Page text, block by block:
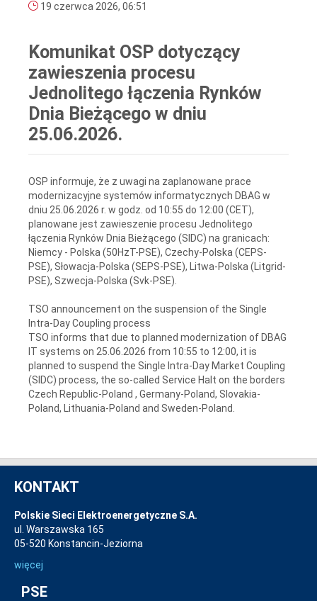
19 czerwca 2026, 06:51
Komunikat OSP dotyczący
zawieszenia procesu
Jednolitego łączenia Rynków
Dnia Bieżącego w dniu
25.06.2026.
OSP informuje, że z uwagi na zaplanowane prace
modernizacyjne systemów informatycznych DBAG w
dniu 25.06.2026 r. w godz. od 10:55 do 12:00 (CET),
planowane jest zawieszenie procesu Jednolitego
łączenia Rynków Dnia Bieżącego (SIDC) na granicach:
Niemcy - Polska (50HzT-PSE), Czechy-Polska (CEPS-
PSE), Słowacja-Polska (SEPS-PSE), Litwa-Polska (Litgrid-
PSE), Szwecja-Polska (Svk-PSE).
TSO announcement on the suspension of the Single
Intra-Day Coupling process
TSO informs that due to planned modernization of DBAG
IT systems on 25.06.2026 from 10:55 to 12:00, it is
planned to suspend the Single Intra-Day Market Coupling
(SIDC) process, the so-called Service Halt on the borders
Czech Republic-Poland , Germany-Poland, Slovakia-
Poland, Lithuania-Poland and Sweden-Poland.
KONTAKT
Polskie Sieci Elektroenergetyczne S.A.
ul. Warszawska 165
05-520 Konstancin-Jeziorna
więcej
PSE